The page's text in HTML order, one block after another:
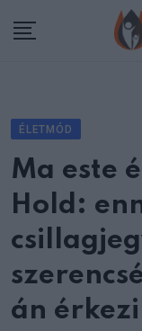
ÉLETMÓD
Ma este
Hold:
án